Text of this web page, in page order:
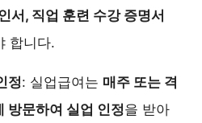
서, 직업 훈련 수강 증명서
합니다.
정: 실업급여는 매주 또는 격
방문하여 실업 인정을 받아